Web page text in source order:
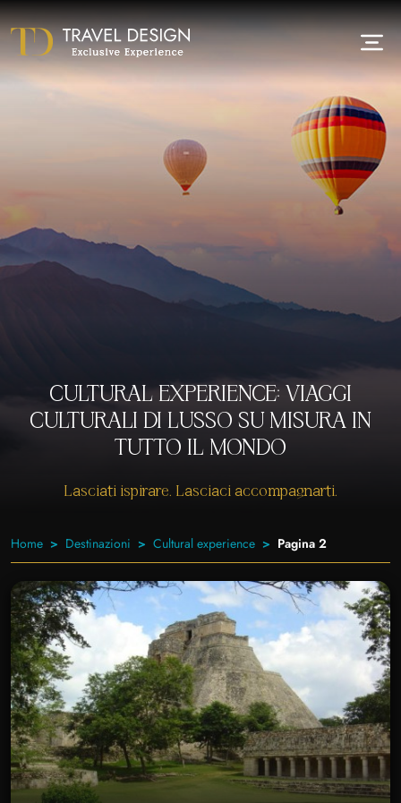
CULTURAL EXPERIENCE: VIAGGI
CULTURALI DI LUSSO SU MISURA IN
TUTTO IL MONDO
Lasciati ispirare. Lasciaci accompagnarti.
Home Destinazioni Cultural experience Pagina 2